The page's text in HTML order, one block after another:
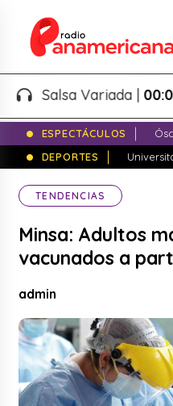
Salsa Variada |
ESPECTÁCULOS
DEPORTES
TENDENCIAS
Minsa: Adultos
vacunados a
admin